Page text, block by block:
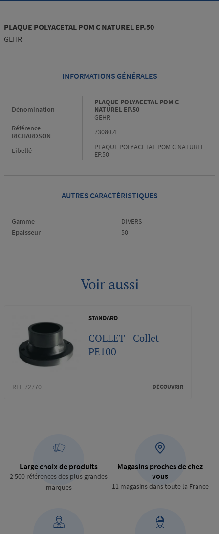
PLAQUE POLYACETAL POM C NATUREL EP.50
GEHR
INFORMATIONS GÉNÉRALES
Dénomination
PLAQUE POLYACETAL POM C
NATUREL EP.50
GEHR
Référence
RICHARDSON
73080.4
Libellé
PLAQUE POLYACETAL POM C NATUREL
EP.50
AUTRES CARACTÉRISTIQUES
Gamme Gamme
DIVERS
Epaisseur
Epaisseur
50
Voir aussi
STANDARD
COLLET - Collet
PE100
REF 72770 DÉCOUVRIR
Large choix de produits
2 500 références des plus grandes
marques
Magasins proches de chez
vous
11 magasins dans toute la France